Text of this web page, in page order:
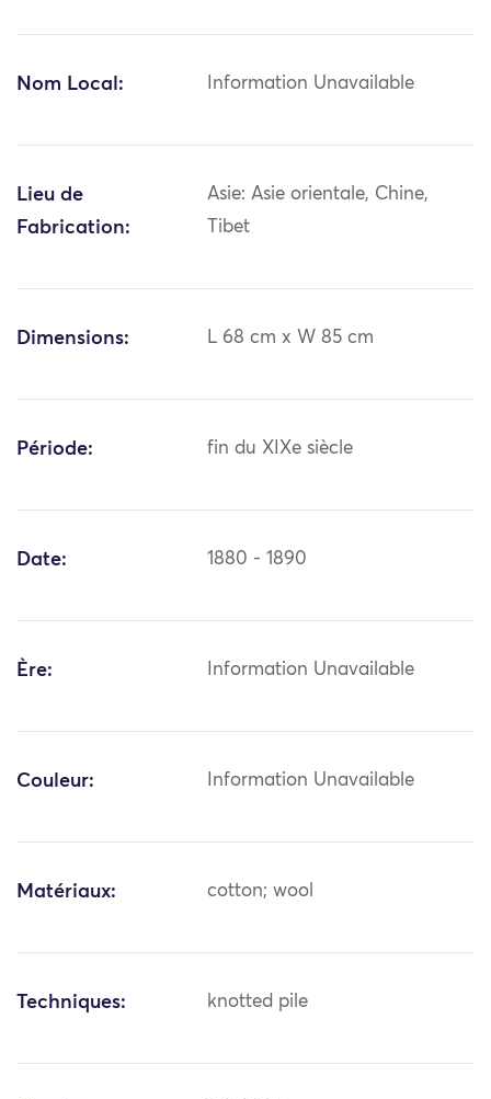
Nom Local: Information Unavailable
Lieu de
Fabrication:
Asie: Asie orientale, Chine,
Tibet
Dimensions: L 68 cm x W 85 cm
Période: fin du XIXe siècle
Date: 1880 - 1890
Ère: Information Unavailable
Couleur: Information Unavailable
Matériaux: cotton; wool
Techniques: knotted pile